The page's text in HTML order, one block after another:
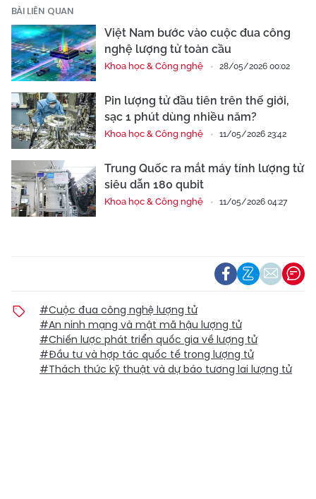
BÀI LIÊN QUAN
Việt Nam bước vào cuộc đua công
nghệ lượng tử toàn cầu
Khoa học & Công nghệ 28/05/2026 00:02
Pin lượng tử đầu tiên trên thế giới,
sạc 1 phút dùng nhiều năm?
Khoa học & Công nghệ 11/05/2026 23:42
Trung Quốc ra mắt máy tính lượng tử
siêu dẫn 180 qubit
Khoa học & Công nghệ 11/05/2026 04:27
#Cuộc đua công nghệ lượng tử
#An ninh mạng và mật mã hậu lượng tử
#Chiến lược phát triển quốc gia về lượng tử
#Đầu tư và hợp tác quốc tế trong lượng tử
#Thách thức kỹ thuật và dự báo tương lai lượng tử